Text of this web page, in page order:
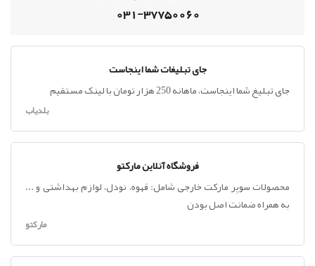
031-37750060
جای تبلیغات شما اینجاست
جای تبلیغ شما اینجاست، ماهانه 250 هزار تومان با لینک مستقیم
بلدیاب
فروشگاه آنلاین مارکتو
محصولات سوپر مارکت خارجی شامل: قهوه، نودل، لوازم بهداشتی و ...
به همراه ضمانت اصل بودن
مارکتو